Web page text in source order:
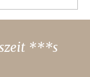
***s